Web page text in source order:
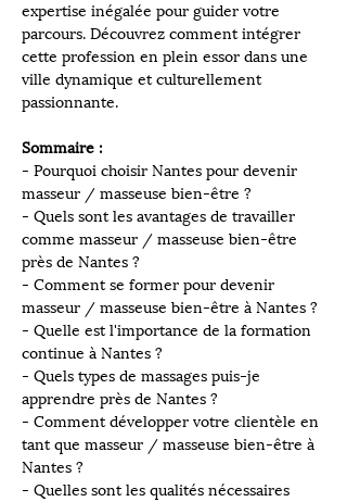
expertise inégalée pour guider votre
parcours. Découvrez comment intégrer
cette profession en plein essor dans une
ville dynamique et culturellement
passionnante.
Sommaire :
- Pourquoi choisir Nantes pour devenir
masseur / masseuse bien-être ?
- Quels sont les avantages de travailler
comme masseur / masseuse bien-être
près de Nantes ?
- Comment se former pour devenir
masseur / masseuse bien-être à Nantes ?
- Quelle est l'importance de la formation
continue à Nantes ?
- Quels types de massages puis-je
apprendre près de Nantes ?
- Comment développer votre clientèle en
tant que masseur / masseuse bien-être à
Nantes ?
- Quelles sont les qualités nécessaires